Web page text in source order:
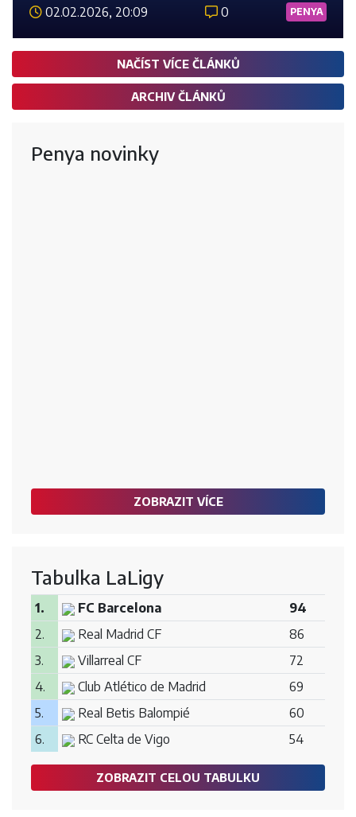
02.02.2026, 20:09 0 PENYA
NAČÍST VÍCE ČLÁNKŮ
ARCHIV ČLÁNKŮ
Penya novinky
ZOBRAZIT VÍCE
Tabulka LaLigy
1. FC Barcelona
94
2.
Real Madrid CF
86
3.
Villarreal CF
72
4.
Club Atlético de Madrid
69
5.
Real Betis Balompié
60
6.
RC Celta de Vigo 54
ZOBRAZIT CELOU TABULKU